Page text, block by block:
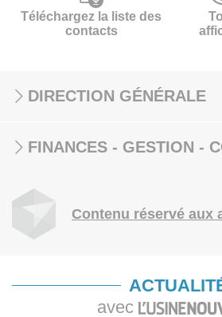
Téléchargez la liste des
contacts
DIRECTION GÉNÉRALE
FINANCES - GESTION -
Contenu réservé aux
avec